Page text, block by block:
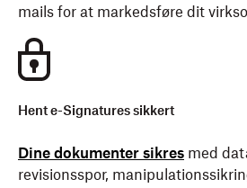
mails for at markedsføre dit
Hent e-Signatures sikkert
Dine dokumenter sikres med
revisionsspor,